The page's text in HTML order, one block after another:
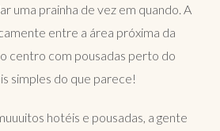
uma prainha de vez em quando. A
entre a área próxima da
centro com pousadas perto do
simples do que parece!
hotéis e pousadas, a gente